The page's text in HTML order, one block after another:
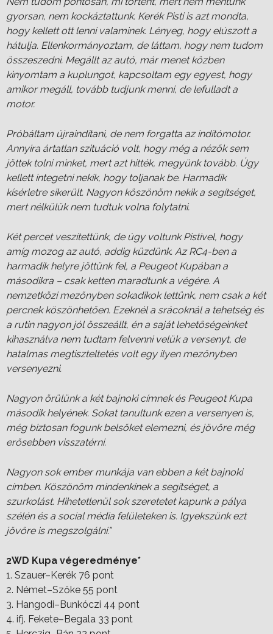
gyorsan, nem kockáztattunk. Kerék Pisti is azt mondta,
hogy kellett ott lenni valaminek. Lényeg, hogy elúszott a
hátulja. Ellenkormányoztam, de láttam, hogy nem tudom
összeszedni. Megállt az autó, már menet közben
kinyomtam a kuplungot, kapcsoltam egy egyest, hogy
amikor megáll, tovább tudjunk menni, de lefulladt a
motor.
Próbáltam újraindítani, de nem forgatta az indítómotor.
Annyira ártatlan szituáció volt, hogy még a nézők sem
jöttek tolni minket, mert azt hitték, megyünk tovább. Úgy
kellett integetni nekik, hogy toljanak be. Harmadik
kísérletre sikerült. Nagyon köszönöm nekik a segítséget,
mert nélkülük nem tudtuk volna folytatni.
Két percet veszítettünk, de úgy voltunk Pistivel, hogy
amíg mozog az autó, addig küzdünk. Az RC4-ben a
harmadik helyre jöttünk fel, a Peugeot Kupában a
másodikra – csak ketten maradtunk a végére. A
nemzetközi mezőnyben sokadikok lettünk, nem csak a két
percnek köszönhetően. Ezeknél a srácoknál a tehetség és
a rutin nagyon jól összeállt, én a saját lehetőségeinket
kihasználva nem tudtam felvenni velük a versenyt, de
hatalmas megtiszteltetés volt egy ilyen mezőnyben
versenyezni.
Nagyon örülünk a két bajnoki címnek és Peugeot Kupa
második helyének. Sokat tanultunk ezen a versenyen is,
még biztosan fogunk belsőket elemezni, és jövőre még
erősebben visszatérni.
Nagyon sok ember munkája van ebben a két bajnoki
címben. Köszönöm mindenkinek a segítséget, a
szurkolást. Hihetetlenül sok szeretetet kapunk a pálya
szélén és a social média felületeken is. Igyekszünk ezt
jövőre is megszolgálni.”
2WD Kupa végeredménye*
1. Szauer–Kerék 76 pont
2. Német–Szőke 55 pont
3. Hangodi–Bunkóczi 44 pont
4. ifj. Fekete–Begala 33 pont